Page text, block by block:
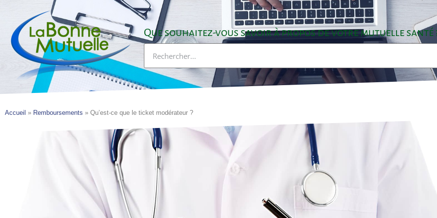
contenu
Que souhaitez-vous savoir à propos de votre mutuelle santé
Accueil » Remboursements » Qu’est-ce que le ticket modérateur ?